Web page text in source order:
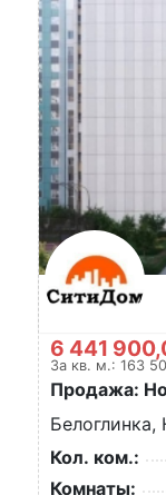
6 441
За кв. м.: 163
Продажа:
Белоглинка,
Кол. ком.:
Комнаты: